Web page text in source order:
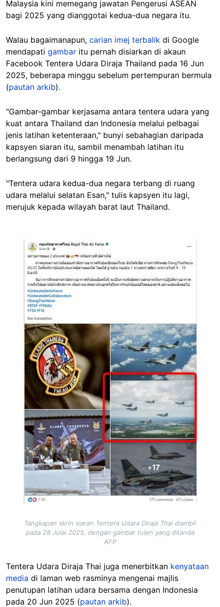
Malaysia kini memegang jawatan Pengerusi ASEAN
bagi 2025 yang dianggotai kedua-dua negara itu.
Walau bagaimanapun, carian imej terbalik di Google
mendapati gambar itu pernah disiarkan di akaun
Facebook Tentera Udara Diraja Thailand pada 16 Jun
2025, beberapa minggu sebelum pertempuran bermula
(pautan arkib).
"Gambar-gambar kerjasama antara tentera udara yang
kuat antara Thailand dan Indonesia melalui pelbagai
jenis latihan ketenteraan," bunyi sebahagian daripada
kapsyen siaran itu, sambil menambah latihan itu
berlangsung dari 9 hingga 19 Jun.
"Tentera udara kedua-dua negara terbang di ruang
udara melalui selatan Esan," tulis kapsyen itu lagi,
merujuk kepada wilayah barat laut Thailand.
Image
Tangkapan skrin siaran Tentera Udara Diraja Thai diambil
pada 28 Julai 2025, dengan gambar tulen yang ditanda
AFP
Tentera Udara Diraja Thai juga menerbitkan kenyataan
media di laman web rasminya mengenai majlis
penutupan latihan udara bersama dengan Indonesia
pada 20 Jun 2025 (pautan arkib).